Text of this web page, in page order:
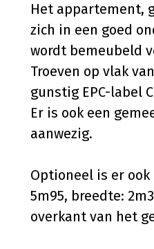
Het appartement,
zich in een goed
wordt bemeubeld
Troeven op vlak
gunstig EPC-label
Er is ook een
aanwezig.
Optioneel is er
5m95, breedte:
overkant van het